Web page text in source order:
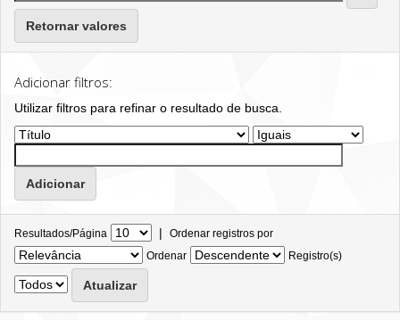
Retornar valores
Adicionar filtros:
Utilizar filtros para refinar o resultado de busca.
Resultados/Página | Ordenar registros por
Ordenar
Registro(s)